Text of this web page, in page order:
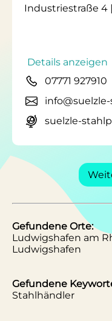
Industriestraße 4
Details anzeigen
07771 927910
suelzle-
Gefundene Orte:
Ludwigshafen am
Ludwigshafen
Gefundene
Stahlhändler